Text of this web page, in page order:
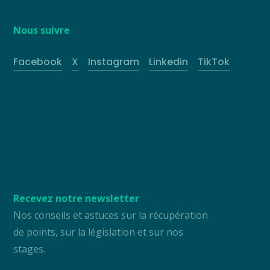
Nous suivre
Facebook X Instagram Linkedin TikTok
Recevez notre newsletter
Nos conseils et astuces sur la récupération
de points, sur la législation et sur nos
stages.